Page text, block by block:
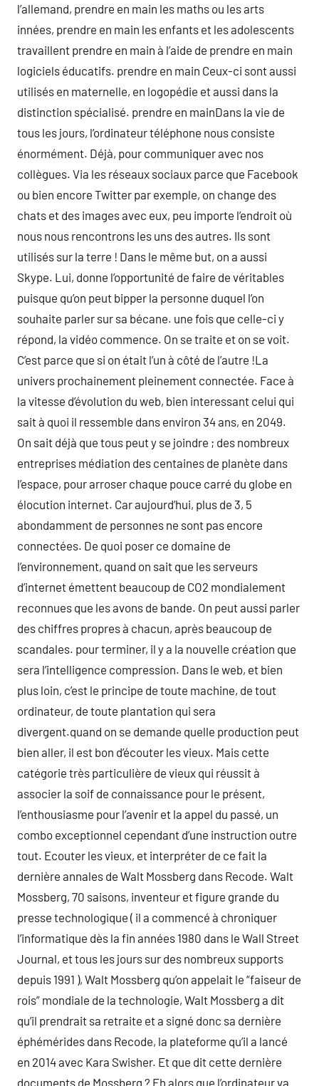
l’allemand, prendre en main les maths ou les arts
innées, prendre en main les enfants et les adolescents
travaillent prendre en main à l’aide de prendre en main
logiciels éducatifs. prendre en main Ceux-ci sont aussi
utilisés en maternelle, en logopédie et aussi dans la
distinction spécialisé. prendre en mainDans la vie de
tous les jours, l’ordinateur téléphone nous consiste
énormément. Déjà, pour communiquer avec nos
collègues. Via les réseaux sociaux parce que Facebook
ou bien encore Twitter par exemple, on change des
chats et des images avec eux, peu importe l’endroit où
nous nous rencontrons les uns des autres. Ils sont
utilisés sur la terre ! Dans le même but, on a aussi
Skype. Lui, donne l’opportunité de faire de véritables
puisque qu’on peut bipper la personne duquel l’on
souhaite parler sur sa bécane. une fois que celle-ci y
répond, la vidéo commence. On se traite et on se voit.
C’est parce que si on était l’un à côté de l’autre !La
univers prochainement pleinement connectée. Face à
la vitesse d’évolution du web, bien interessant celui qui
sait à quoi il ressemble dans environ 34 ans, en 2049.
On sait déjà que tous peut y se joindre ; des nombreux
entreprises médiation des centaines de planète dans
l’espace, pour arroser chaque pouce carré du globe en
élocution internet. Car aujourd’hui, plus de 3, 5
abondamment de personnes ne sont pas encore
connectées. De quoi poser ce domaine de
l’environnement, quand on sait que les serveurs
d’internet émettent beaucoup de CO2 mondialement
reconnues que les avons de bande. On peut aussi parler
des chiffres propres à chacun, après beaucoup de
scandales. pour terminer, il y a la nouvelle création que
sera l’intelligence compression. Dans le web, et bien
plus loin, c’est le principe de toute machine, de tout
ordinateur, de toute plantation qui sera
divergent.quand on se demande quelle production peut
bien aller, il est bon d’écouter les vieux. Mais cette
catégorie très particulière de vieux qui réussit à
associer la soif de connaissance pour le présent,
l’enthousiasme pour l’avenir et la appel du passé, un
combo exceptionnel cependant d’une instruction outre
tout. Ecouter les vieux, et interpréter de ce fait la
dernière annales de Walt Mossberg dans Recode. Walt
Mossberg, 70 saisons, inventeur et figure grande du
presse technologique ( il a commencé à chroniquer
l’informatique dès la fin années 1980 dans le Wall Street
Journal, et tous les jours sur des nombreux supports
depuis 1991 ), Walt Mossberg qu’on appelait le “faiseur de
rois” mondiale de la technologie, Walt Mossberg a dit
qu’il prendrait sa retraite et a signé donc sa dernière
éphémérides dans Recode, la plateforme qu’il a lancé
en 2014 avec Kara Swisher. Et que dit cette dernière
documents de Mossberg ? Eh alors que l’ordinateur va